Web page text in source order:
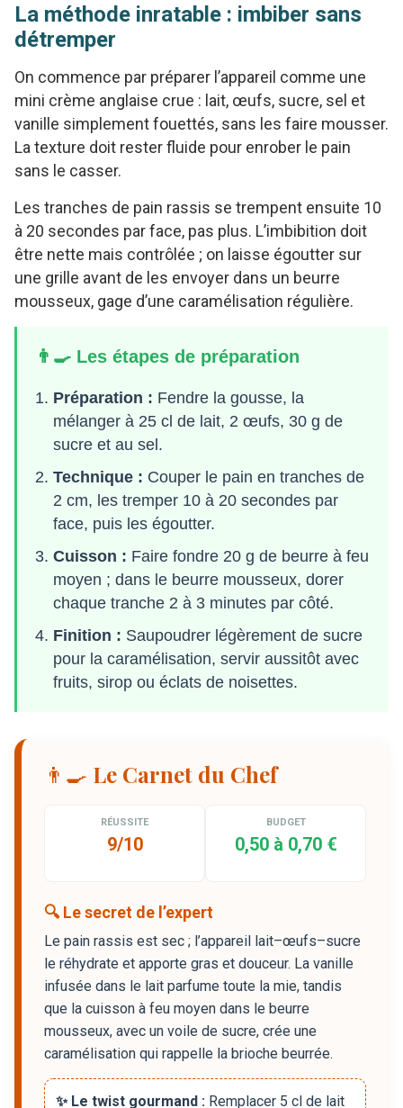
La méthode inratable : imbiber sans
détremper
On commence par préparer l’appareil comme une
mini crème anglaise crue : lait, œufs, sucre, sel et
vanille simplement fouettés, sans les faire mousser.
La texture doit rester fluide pour enrober le pain
sans le casser.
Les tranches de pain rassis se trempent ensuite 10
à 20 secondes par face, pas plus. L’imbibition doit
être nette mais contrôlée ; on laisse égoutter sur
une grille avant de les envoyer dans un beurre
mousseux, gage d’une caramélisation régulière.
👨‍🍳 Les étapes de préparation
Préparation : Fendre la gousse, la
mélanger à 25 cl de lait, 2 œufs, 30 g de
sucre et au sel.
Technique : Couper le pain en tranches de
2 cm, les tremper 10 à 20 secondes par
face, puis les égoutter.
Cuisson : Faire fondre 20 g de beurre à feu
moyen ; dans le beurre mousseux, dorer
chaque tranche 2 à 3 minutes par côté.
Finition : Saupoudrer légèrement de sucre
pour la caramélisation, servir aussitôt avec
fruits, sirop ou éclats de noisettes.
👨‍🍳 Le Carnet du Chef
RÉUSSITE
9/10
BUDGET
0,50 à 0,70 €
🔍 Le secret de l’expert
Le pain rassis est sec ; l’appareil lait–œufs–sucre
le réhydrate et apporte gras et douceur. La vanille
infusée dans le lait parfume toute la mie, tandis
que la cuisson à feu moyen dans le beurre
mousseux, avec un voile de sucre, crée une
caramélisation qui rappelle la brioche beurrée.
✨ Le twist gourmand : Remplacer 5 cl de lait